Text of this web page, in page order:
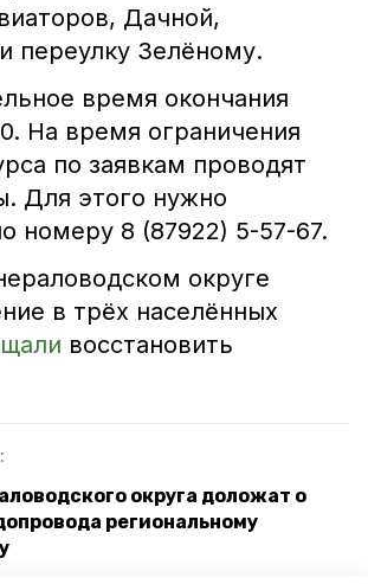
Дачной,
переулку Зелёному.
время окончания
На время ограничения
по заявкам проводят
Для этого нужно
номеру 8 (87922) 5-57-67.
округе
в трёх населённых
восстановить
округа доложат о
региональному